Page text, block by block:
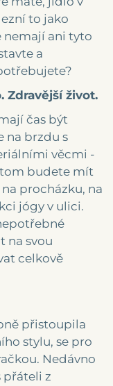
to jako
nemají ani tyto
a
Zdravější život.
čas být
na brzdu s
věcmi -
budete mít
na procházku, na
jógy v ulici.
na svou
celkově
přistoupila
stylu, se pro
Nedávno
přáteli z